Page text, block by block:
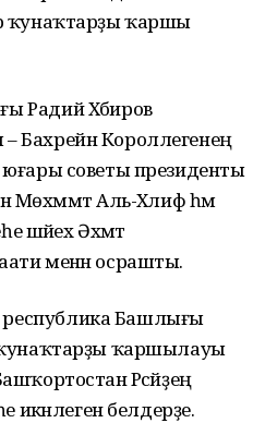
ҡунаҡтарҙы ҡаршы
Радий Хәбиров
Бахрейн Короллегенең
советы президенты
Аль-Хәлиф һәм
шәйех Әхмәт
менән осрашты.
Башлығы
ҡунаҡтарҙы ҡаршылауы
Рәсәйҙең
икәнлеген белдерҙе.